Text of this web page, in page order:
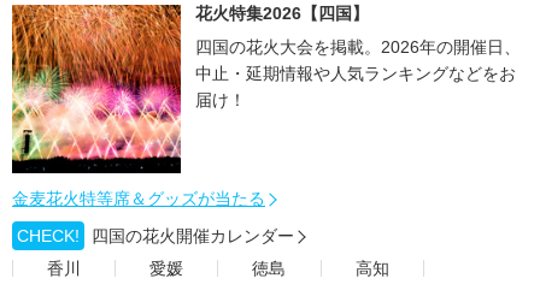
花火特集2026【四国】
四国の花火大会を掲載。2026年の開催日、
中止・延期情報や人気ランキングなどをお
届け！
金麦花火特等席＆グッズが当たる
CHECK!
四国の花火開催カレンダー
香川
愛媛 徳島 高知